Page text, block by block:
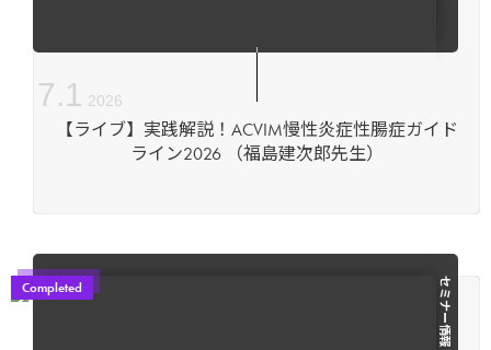
【ライブ】実践解説！ACVIM慢性炎症性腸症ガイド
ライン2026 （福島建次郎先生）
7.1 2026
Completed